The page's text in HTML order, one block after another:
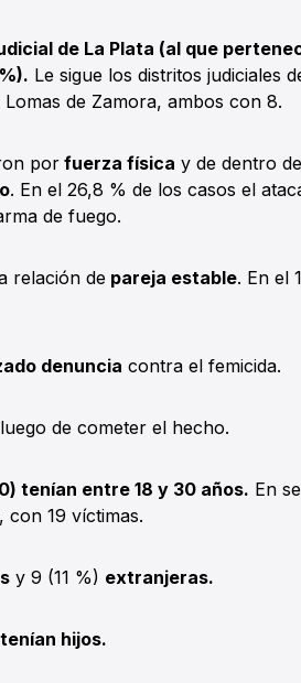
de La Plata (al que
Le sigue los distritos judiciales
de Zamora, ambos con 8.
por fuerza física y de dentro
. En el 26,8 % de los casos el
de fuego.
relación de pareja estable. En el
denuncia contra el femicida.
luego de cometer el hecho.
tenían entre 18 y 30 años. En
con 19 víctimas.
y 9 (11 %) extranjeras.
tenían hijos.